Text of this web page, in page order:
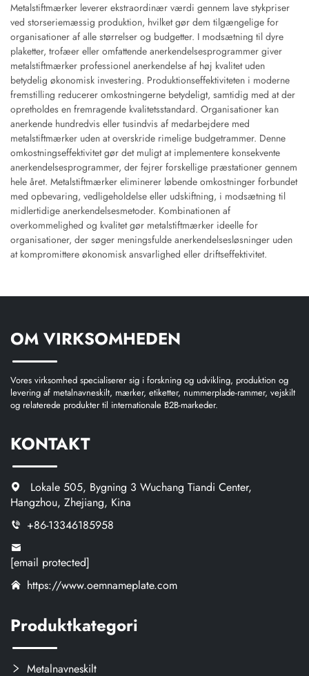
Metalstiftmærker leverer ekstraordinær værdi gennem lave stykpriser
ved storseriemæssig produktion, hvilket gør dem tilgængelige for
organisationer af alle størrelser og budgetter. I modsætning til dyre
plaketter, trofæer eller omfattende anerkendelsesprogrammer giver
metalstiftmærker professionel anerkendelse af høj kvalitet uden
betydelig økonomisk investering. Produktionseffektiviteten i moderne
fremstilling reducerer omkostningerne betydeligt, samtidig med at der
opretholdes en fremragende kvalitetsstandard. Organisationer kan
anerkende hundredvis eller tusindvis af medarbejdere med
metalstiftmærker uden at overskride rimelige budgetrammer. Denne
omkostningseffektivitet gør det muligt at implementere konsekvente
anerkendelsesprogrammer, der fejrer forskellige præstationer gennem
hele året. Metalstiftmærker eliminerer løbende omkostninger forbundet
med opbevaring, vedligeholdelse eller udskiftning, i modsætning til
midlertidige anerkendelsesmetoder. Kombinationen af
overkommelighed og kvalitet gør metalstiftmærker ideelle for
organisationer, der søger meningsfulde anerkendelsesløsninger uden
at kompromittere økonomisk ansvarlighed eller driftseffektivitet.
OM VIRKSOMHEDEN
Vores virksomhed specialiserer sig i forskning og udvikling, produktion og
levering af metalnavneskilt, mærker, etiketter, nummerplade-rammer, vejskilt
og relaterede produkter til internationale B2B-markeder.
KONTAKT
Lokale 505, Bygning 3 Wuchang Tiandi Center,
Hangzhou, Zhejiang, Kina
+86-13346185958
[email protected]
https://www.oemnameplate.com
Produktkategori
Metalnavneskilt